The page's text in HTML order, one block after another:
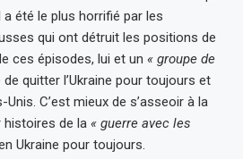
a été le plus horrifié par les
qui ont détruit les positions de
ces épisodes, lui et un « groupe de
de quitter l’Ukraine pour toujours et
C’est mieux de s’asseoir à la
de la « guerre avec les
Ukraine pour toujours.